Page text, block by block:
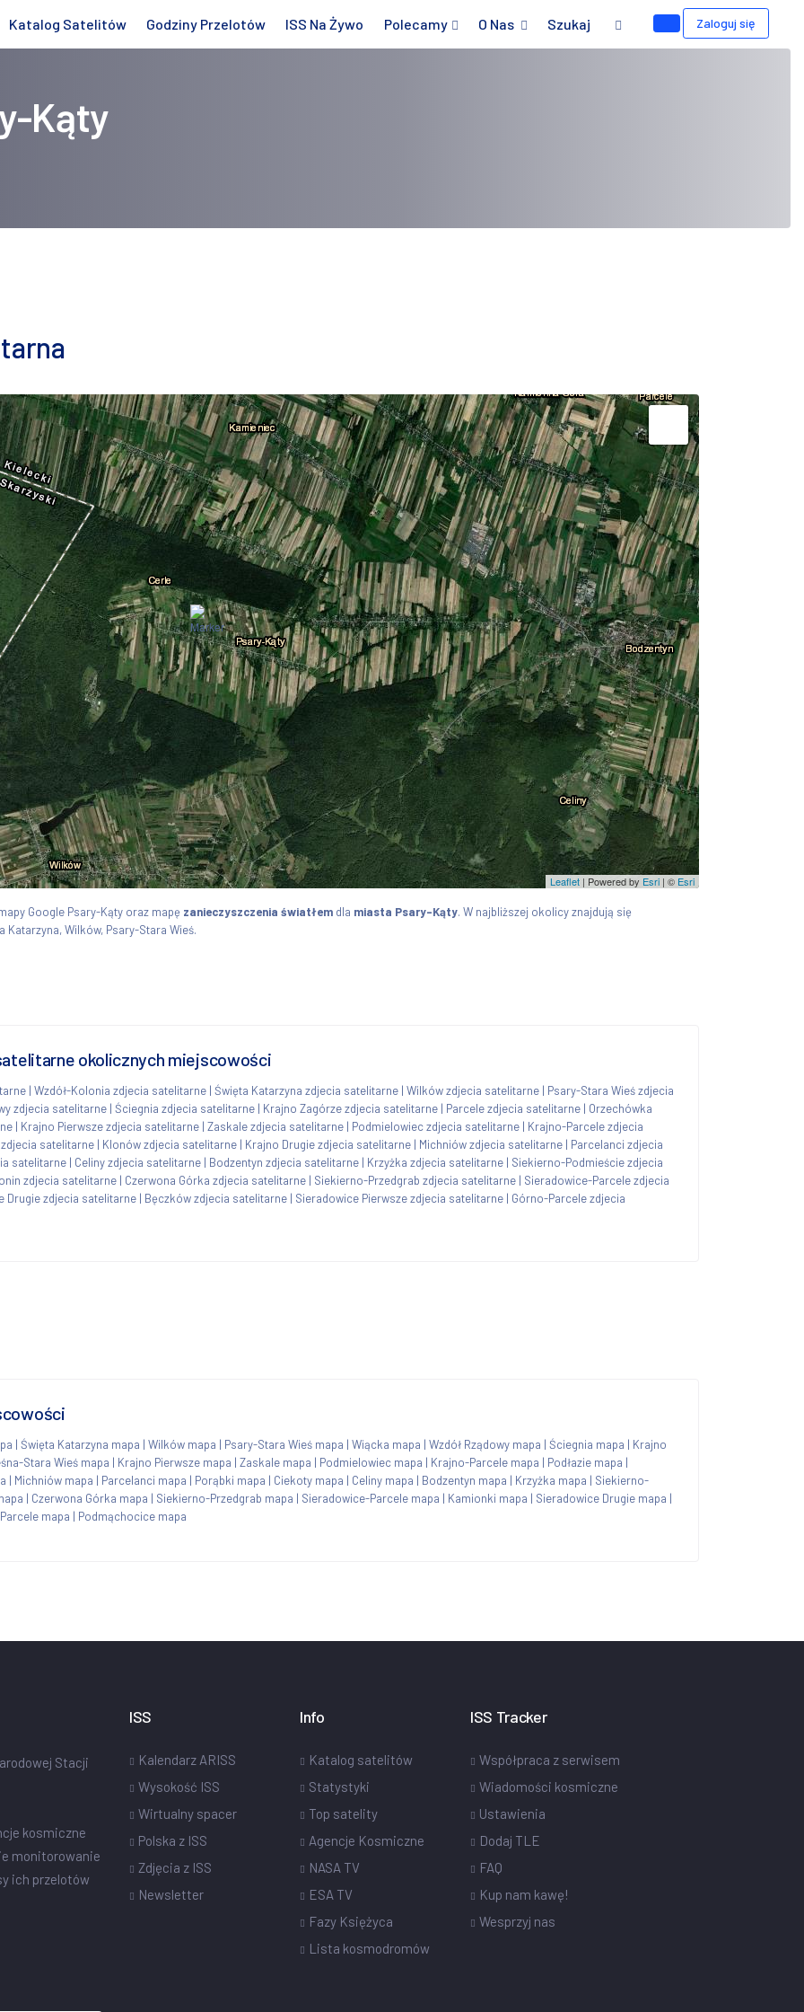
Katalog Satelitów Godziny Przelotów ISS Na Żywo Polecamy O Nas Szukaj Zaloguj się
Kąty
Leaflet | Powered by Esri | © Esri
Google Psary-Kąty oraz mapę zanieczyszczenia światłem dla miasta Psary-Kąty. W najbliższej okolicy znajdują się
Katarzyna, Wilków, Psary-Stara Wieś.
okolicznych miejscowości
| Wzdół-Kolonia zdjecia satelitarne | Święta Katarzyna zdjecia satelitarne | Wilków zdjecia satelitarne | Psary-Stara Wieś zdjecia
zdjecia satelitarne | Ściegnia zdjecia satelitarne | Krajno Zagórze zdjecia satelitarne | Parcele zdjecia satelitarne | Orzechówka
| Krajno Pierwsze zdjecia satelitarne | Zaskale zdjecia satelitarne | Podmielowiec zdjecia satelitarne | Krajno-Parcele zdjecia
satelitarne | Klonów zdjecia satelitarne | Krajno Drugie zdjecia satelitarne | Michniów zdjecia satelitarne | Parcelanci zdjecia
satelitarne | Celiny zdjecia satelitarne | Bodzentyn zdjecia satelitarne | Krzyżka zdjecia satelitarne | Siekierno-Podmieście zdjecia
zdjecia satelitarne | Czerwona Górka zdjecia satelitarne | Siekierno-Przedgrab zdjecia satelitarne | Sieradowice-Parcele zdjecia
Drugie zdjecia satelitarne | Bęczków zdjecia satelitarne | Sieradowice Pierwsze zdjecia satelitarne | Górno-Parcele zdjecia
| Święta Katarzyna mapa | Wilków mapa | Psary-Stara Wieś mapa | Wiącka mapa | Wzdół Rządowy mapa | Ściegnia mapa | Krajno
Stara Wieś mapa | Krajno Pierwsze mapa | Zaskale mapa | Podmielowiec mapa | Krajno-Parcele mapa | Podłazie mapa |
| Michniów mapa | Parcelanci mapa | Porąbki mapa | Ciekoty mapa | Celiny mapa | Bodzentyn mapa | Krzyżka mapa | Siekierno-
| Czerwona Górka mapa | Siekierno-Przedgrab mapa | Sieradowice-Parcele mapa | Kamionki mapa | Sieradowice Drugie mapa |
mapa | Podmąchocice mapa
Stacji
kosmiczne
monitorowanie
ich przelotów
ISS
Kalendarz ARISS
Wysokość ISS
Wirtualny spacer
Polska z ISS
Zdjęcia z ISS
Newsletter
Info
Katalog satelitów
Statystyki
Top satelity
Agencje Kosmiczne
NASA TV
ESA TV
Fazy Księżyca
Lista kosmodromów
ISS Tracker
Współpraca z serwisem
Wiadomości kosmiczne
Ustawienia
Dodaj TLE
FAQ
Kup nam kawę!
Wesprzyj nas